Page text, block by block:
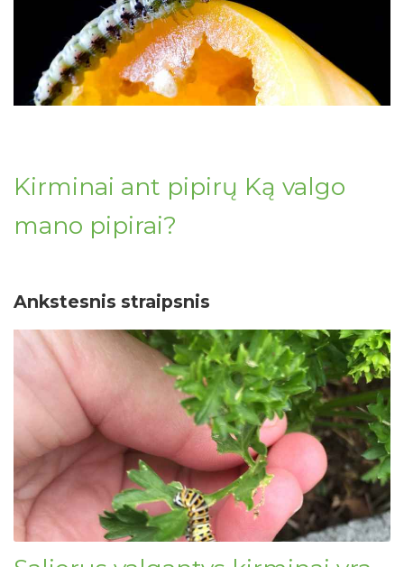
Kirminai ant pipirų Ką valgo
mano pipirai?
Ankstesnis straipsnis